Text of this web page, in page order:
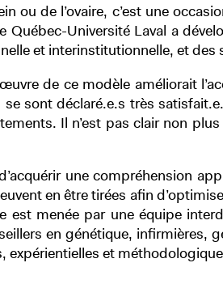
ou de l’ovaire, c’est une
Université Laval a
et interinstitutionnelle, et
de ce modèle améliorait
sont déclaré.e.s très
Il n’est pas clair non
une compréhension
en être tirées afin
est menée par une équipe
en génétique,
expérientielles et